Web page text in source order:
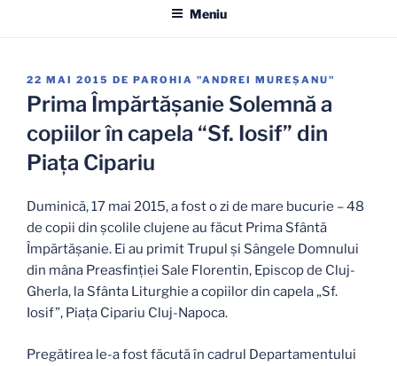
Meniu
PUBLICAT
PE
22 MAI 2015 DE PAROHIA "ANDREI MUREŞANU"
Prima Împărtăşanie Solemnă a
copiilor în capela “Sf. Iosif” din
Piaţa Cipariu
Duminică, 17 mai 2015, a fost o zi de mare bucurie – 48
de copii din şcolile clujene au făcut Prima Sfântă
Împărtăşanie. Ei au primit Trupul şi Sângele Domnului
din mâna Preasfinţiei Sale Florentin, Episcop de Cluj-
Gherla, la Sfânta Liturghie a copiilor din capela „Sf.
Iosif”, Piaţa Cipariu Cluj-Napoca.
Pregătirea le-a fost făcută în cadrul Departamentului